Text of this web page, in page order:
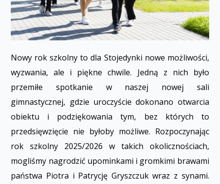
Nowy rok szkolny to dla Stojedynki nowe możliwości,
wyzwania, ale i piękne chwile. Jedną z nich było
przemiłe spotkanie w naszej nowej sali
gimnastycznej, gdzie uroczyście dokonano otwarcia
obiektu i podziękowania tym, bez których to
przedsięwzięcie nie byłoby możliwe. Rozpoczynając
rok szkolny 2025/2026 w takich okolicznościach,
mogliśmy nagrodzić upominkami i gromkimi brawami
państwa Piotra i Patrycję Gryszczuk wraz z synami.